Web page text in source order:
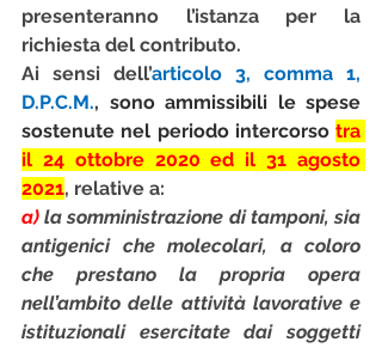
presenteranno l’istanza per la
richiesta del contributo.
Ai sensi dell’articolo 3, comma 1,
D.P.C.M., sono ammissibili le spese
sostenute nel periodo intercorso tra
il 24 ottobre 2020 ed il 31 agosto
2021, relative a:
a) la somministrazione di tamponi, sia
antigenici che molecolari, a coloro
che prestano la propria opera
nell’ambito delle attività lavorative e
istituzionali esercitate dai soggetti